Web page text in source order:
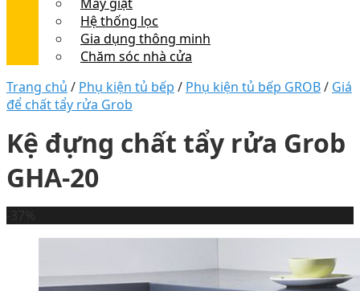
Hệ thống lọc
Gia dụng thông minh
Chăm sóc nhà cửa
Trang chủ / Phụ kiện tủ bếp / Phụ kiện tủ bếp GROB/ Giá
để chất tẩy rửa Grob
Kệ đựng chất tẩy rửa Grob
GHA-20